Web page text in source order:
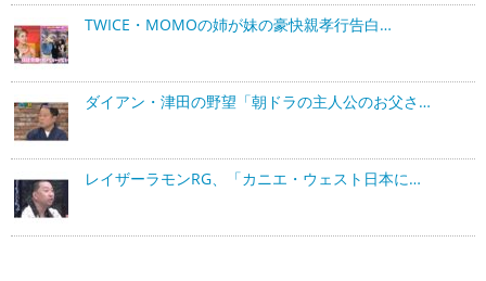
TWICE・MOMOの姉が妹の豪快親孝行告白…
ダイアン・津田の野望「朝ドラの主人公のお父さ…
レイザーラモンRG、「カニエ・ウェスト日本に…